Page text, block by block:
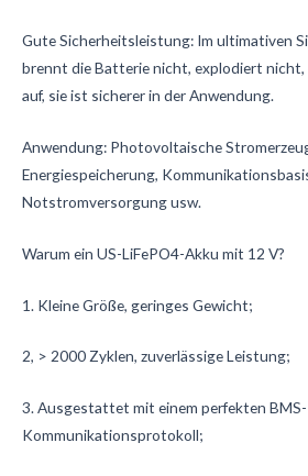
Gute Sicherheitsleistung: Im ultimativen
brennt die Batterie nicht, explodiert
auf, sie ist sicherer in der Anwendung.
Anwendung: Photovoltaische
Energiespeicherung,
Notstromversorgung usw.
Warum ein US-LiFePO4-Akku mit 12 V?
1. Kleine Größe, geringes Gewicht;
2, > 2000 Zyklen, zuverlässige Leistung;
3. Ausgestattet mit einem perfekten BMS-
Kommunikationsprotokoll;